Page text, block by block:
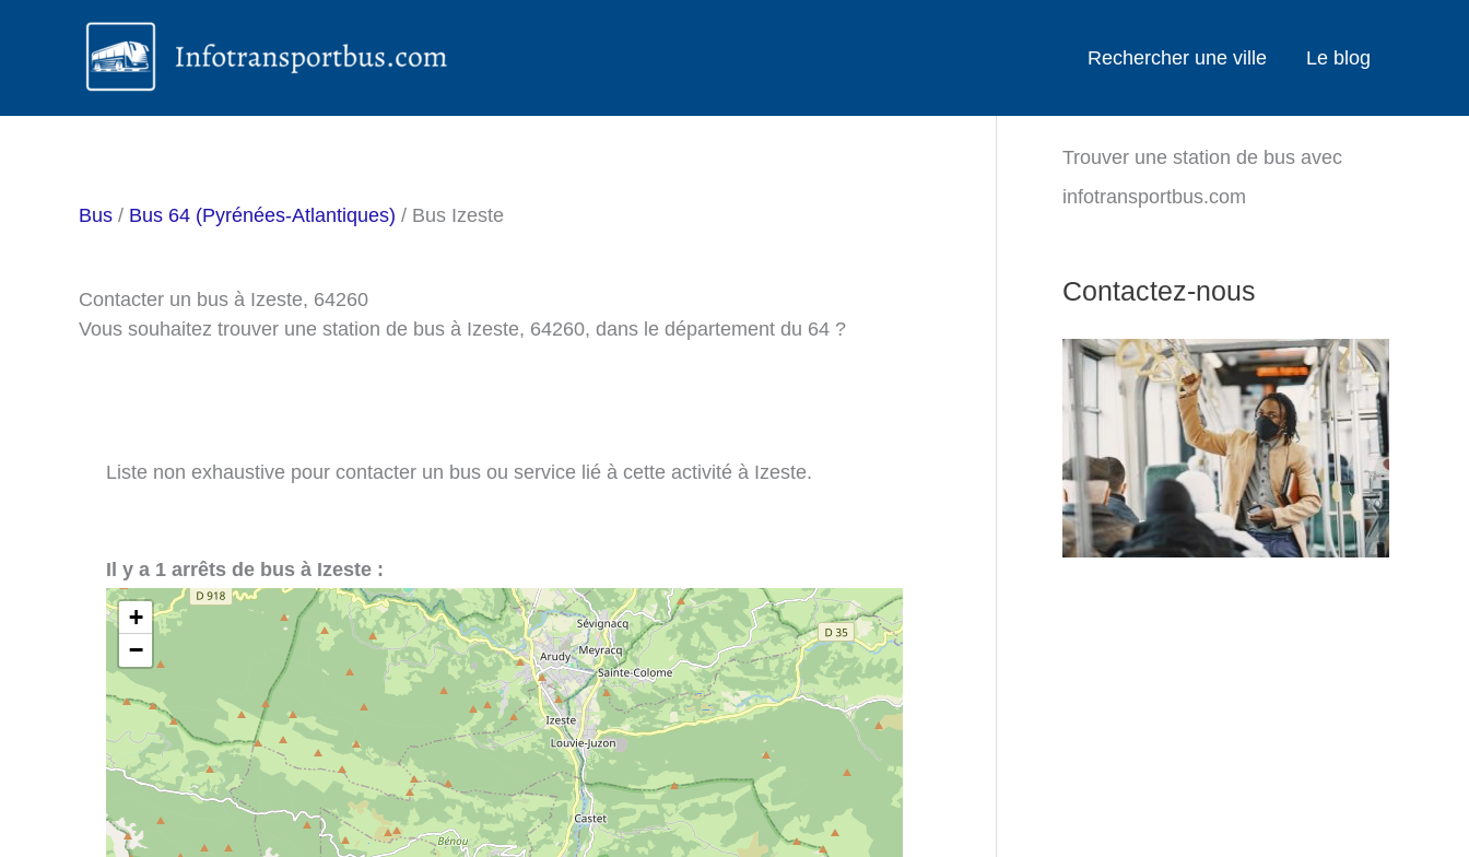
Rechercher une ville Le blog
Bus / Bus 64 (Pyrénées-Atlantiques) / Bus Izeste
Contacter un bus à Izeste, 64260
Vous souhaitez trouver une station de bus à Izeste, 64260, dans le département du 64 ?
Liste non exhaustive pour contacter un bus ou service lié à cette activité à Izeste.
Il y a 1 arrêts de bus à Izeste :
+
−
Trouver une station de bus avec
infotransportbus.com
Contactez-nous